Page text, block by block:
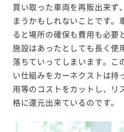
買い取った車両を再販出来ず
まうかもしれないことです。
ると場所の確保も費用も必要
施設はあったとしても長く使
落ちていってしまいます。こ
い仕組みをカーネクストは持
用等のコストをカットし、リ
格に還元出来ているのです。